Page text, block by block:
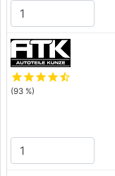
starstarstarstarstar_half
(93 %)